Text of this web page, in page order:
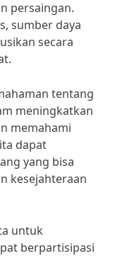
persaingan.
sumber daya
secara
tentang
meningkatkan
memahami
dapat
yang bisa
kesejahteraan
untuk
berpartisipasi